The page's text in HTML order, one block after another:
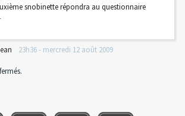
snobinette répondra au questionnaire
23h36- mercredi 12 août 2009